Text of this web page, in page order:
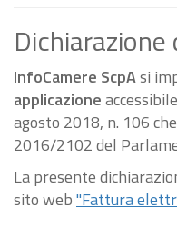
InfoCamere ScpAsi
applicazione
agosto 2018, n. 106
2016/2102 del
La presente
sito web"Fattura